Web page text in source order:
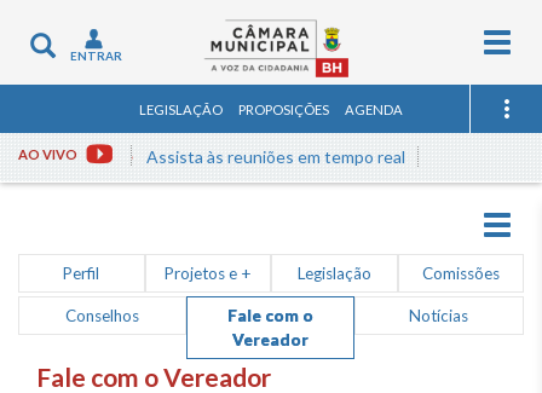
Toggle
navigation
ENTRAR
LEGISLAÇÃO PROPOSIÇÕES AGENDA
AO VIVO Assista às reuniões em tempo real
Perfil Projetos e + Legislação Comissões
Conselhos
Fale com o
Vereador
Notícias
Fale com o Vereador